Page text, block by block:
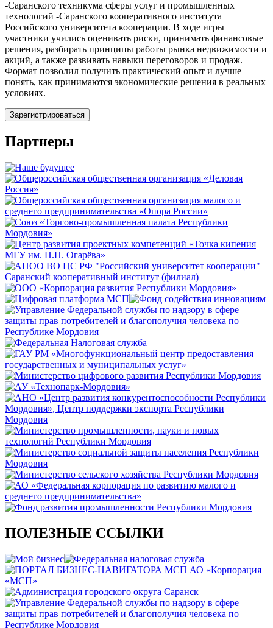
-Саранского техникума сферы услуг и промышленных
технологий -Саранского кооперативного института
Российского университета кооперации. В ходе игры
участники учились оценивать риски, принимать финансовые
решения, разбирать принципы работы рынка недвижимости и
акций, а также развивать навыки переговоров и продаж.
Формат позволил получить практический опыт и лучше
понять, как принимаются экономические решения в реальных
условиях.
Зарегистрироваться
Партнеры
ПОЛЕЗНЫЕ ССЫЛКИ